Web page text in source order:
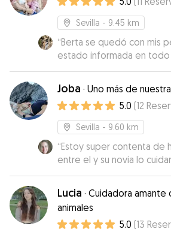
Sevilla - 9.45 km
“Berta se quedó con mis
estado informada en
y vídeos. Las ha atendido
está cerca de casa. Muy
predisposición.”
Joba · Uno más de
5.0 (12
Sevilla - 9.60 km
“Estoy super contenta de
entre el y su novia lo
se puso nervioso, y no
momento en darle toda la
necesitó. Nos mandaron
cuando volvió a casa
de nada. Repetiré sin pensarlo y 100%
Lucia · Cuidadora amante
animales
5.0 (13